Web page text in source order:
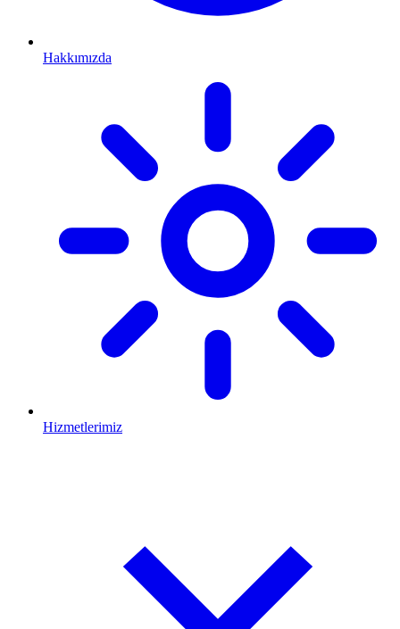
Hakkımızda
Hizmetlerimiz